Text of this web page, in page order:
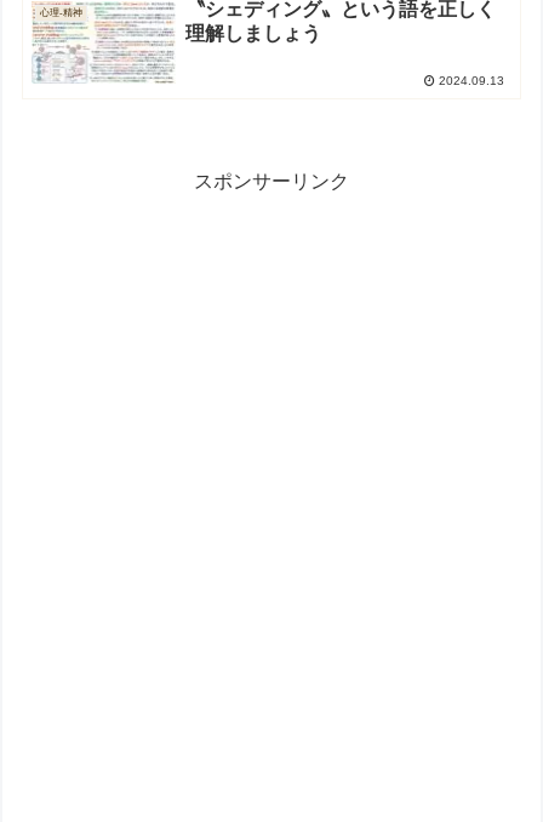
心理-精神
〝シェディング〟という語を正しく
理解しましょう
2024.09.13
スポンサーリンク